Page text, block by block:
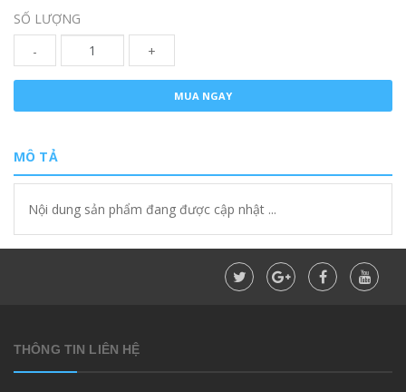
SỐ LƯỢNG
-
+
MUA NGAY
MÔ TẢ
Nội dung sản phẩm đang được cập nhật ...
THÔNG TIN LIÊN HỆ